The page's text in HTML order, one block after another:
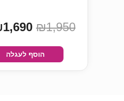
₪1,950
הוסף לעגלה